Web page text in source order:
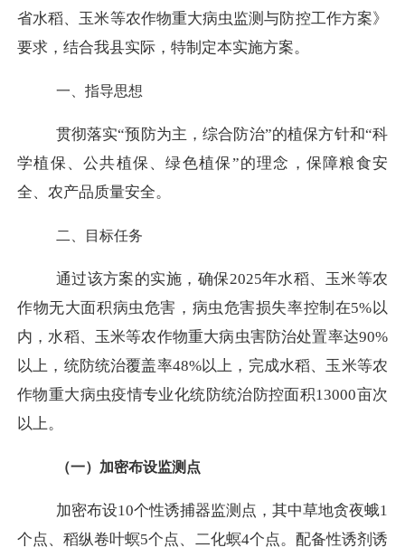
省水稻、玉米等农作物重大病虫监测与防控工作方案》
要求，结合我县实际，特制定本实施方案。
一、指导思想
贯彻落实“预防为主，综合防治”的植保方针和“科
学植保、公共植保、绿色植保”的理念，保障粮食安
全、农产品质量安全。
二、目标任务
通过该方案的实施，确保2025年水稻、玉米等农
作物无大面积病虫危害，病虫危害损失率控制在5%以
内，水稻、玉米等农作物重大病虫害防治处置率达90%
以上，统防统治覆盖率48%以上，完成水稻、玉米等农
作物重大病虫疫情专业化统防统治防控面积13000亩次
以上。
（一）加密布设监测点
加密布设10个性诱捕器监测点，其中草地贪夜蛾1
个点、稻纵卷叶螟5个点、二化螟4个点。配备性诱剂诱